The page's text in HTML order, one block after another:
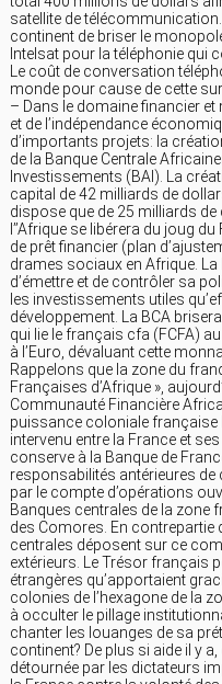
satellite de
continent de briser le
Intelsat pour la téléphonie qui
Le coût de conversation
monde pour cause de cette
– Dans le domaine financier et
et de l’indépendance
d’importants projets: la
de la Banque Centrale
Investissements (BAI). La
capital de 42 milliards de
dispose que de 25 milliards de
l’’Afrique se libérera du joug
de prêt financier (plan
drames sociaux en Afrique. La
d’émettre et de contrôler sa
les investissements utiles
développement. La BCA
qui lie le français cfa (FCFA)
à l’Euro, dévaluant cette
Rappelons que la zone du
Françaises d’Afrique »,
Communauté Financière
puissance coloniale française
intervenu entre la France et
conserve à la Banque de
responsabilités antérieures de
par le compte d’opérations
Banques centrales de la zone
des Comores. En contrepartie
centrales déposent sur ce
extérieurs. Le Trésor français
étrangères qu’apportaient
colonies de l’hexagone de la
à occulter le pillage
chanter les louanges de sa
continent? De plus si aide il y
détournée par les dictateurs